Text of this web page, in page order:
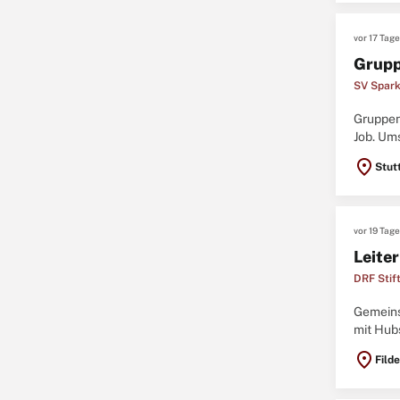
vor 17
SV
Job.
location_on
vor 19
DRF
mit
location_on